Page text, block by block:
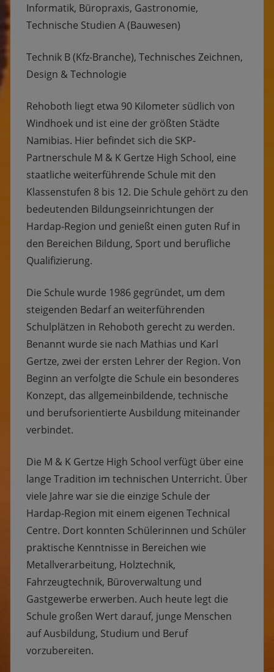
Informatik, Büropraxis, Gastronomie,
Technische Studien A (Bauwesen)
Technik B (Kfz-Branche), Technisches Zeichnen,
Design & Technologie
Rehoboth liegt etwa 90 Kilometer südlich von
Windhoek und ist eine der größten Städte
Namibias. Hier befindet sich die SKP-
Partnerschule M & K Gertze High School, eine
staatliche weiterführende Schule mit den
Klassenstufen 8 bis 12. Die Schule gehört zu den
bedeutenden Bildungseinrichtungen der
Hardap-Region und genießt einen guten Ruf in
den Bereichen Bildung, Sport und berufliche
Qualifizierung.
Die Schule wurde 1986 gegründet, um dem
steigenden Bedarf an weiterführenden
Schulplätzen in Rehoboth gerecht zu werden.
Benannt wurde sie nach Mathias und Karl
Gertze, zwei der ersten Lehrer der Region. Von
Beginn an verfolgte die Schule ein besonderes
Konzept, das allgemeinbildende, technische
und berufsorientierte Ausbildung miteinander
verbindet.
Die M & K Gertze High School verfügt über eine
lange Tradition im technischen Unterricht. Über
viele Jahre war sie die einzige Schule der
Hardap-Region mit einem eigenen Technical
Centre. Dort konnten Schülerinnen und Schüler
praktische Kenntnisse in Bereichen wie
Metallverarbeitung, Holztechnik,
Fahrzeugtechnik, Büroverwaltung und
Gastgewerbe erwerben. Auch heute legt die
Schule großen Wert darauf, junge Menschen
auf Ausbildung, Studium und Beruf
vorzubereiten.